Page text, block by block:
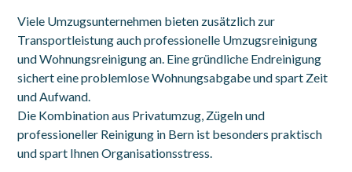
Viele Umzugsunternehmen bieten zusätzlich zur
Transportleistung auch professionelle Umzugsreinigung
und Wohnungsreinigung an. Eine gründliche Endreinigung
sichert eine problemlose Wohnungsabgabe und spart Zeit
und Aufwand.
Die Kombination aus Privatumzug, Zügeln und
professioneller Reinigung in Bern ist besonders praktisch
und spart Ihnen Organisationsstress.